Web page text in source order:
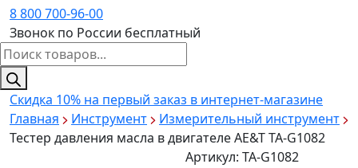
8 800 700-96-00
Звонок по России бесплатный
Поиск
товаров
Скидка 10% на первый заказ в интернет-магазине
Главная
Инструмент
Измерительный инструмент
Тестер давления масла в двигателе AE&T TA-G1082
Артикул:TA-G1082